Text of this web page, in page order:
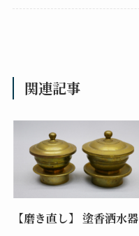
関連記事
【磨き直し】 塗香洒水器